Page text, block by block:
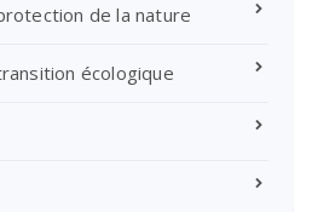
de la nature
écologique